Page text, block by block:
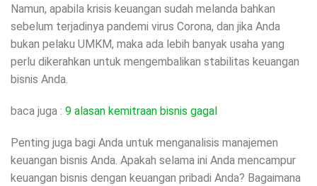
Namun, apabila krisis keuangan sudah melanda bahkan
sebelum terjadinya pandemi virus Corona, dan jika Anda
bukan pelaku UMKM, maka ada lebih banyak usaha yang
perlu dikerahkan untuk mengembalikan stabilitas keuangan
bisnis Anda.
baca juga : 9 alasan kemitraan bisnis gagal
Penting juga bagi Anda untuk menganalisis manajemen
keuangan bisnis Anda. Apakah selama ini Anda mencampur
keuangan bisnis dengan keuangan pribadi Anda? Bagaimana